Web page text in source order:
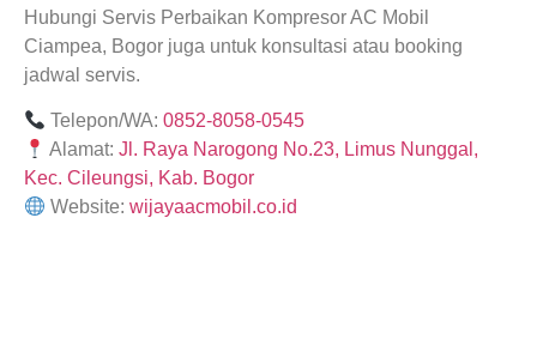
Hubungi Servis Perbaikan Kompresor AC Mobil
Ciampea, Bogor juga untuk konsultasi atau booking
jadwal servis.
Telepon/WA:0852-8058-0545
Alamat:Jl. Raya Narogong No.23, Limus Nunggal,
Kec. Cileungsi, Kab. Bogor
Website:wijayaacmobil.co.id